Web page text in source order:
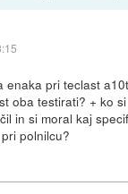
enaka pri teclast
oba testirati? + ko
in si moral kaj
polnilcu?